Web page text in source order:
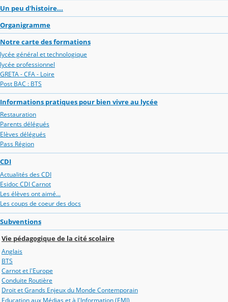
Un peu d'histoire...
Organigramme
Notre carte des formations
lycée général et technologique
lycée professionnel
GRETA - CFA - Loire
Post BAC : BTS
Informations pratiques pour bien vivre au lycée
Restauration
Parents délégués
Elèves délégués
Pass Région
CDI
Actualités des CDI
Esidoc CDI Carnot
Les élèves ont aimé...
Les coups de coeur des docs
Subventions
Vie pédagogique de la cité scolaire
Anglais
BTS
Carnot et l'Europe
Conduite Routière
Droit et Grands Enjeux du Monde Contemporain
Education aux Médias et à l'Information (EMI)